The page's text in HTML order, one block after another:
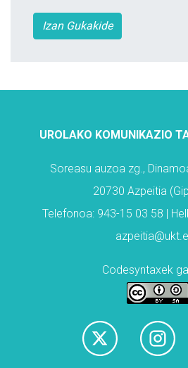
Izan Gukakide
UROLAKO KOMUNIKAZIO
Soreasu auzoa zg.,
20730 Azpeitia
Telefonoa: 943-15 03 58 |
Codesyntaxek